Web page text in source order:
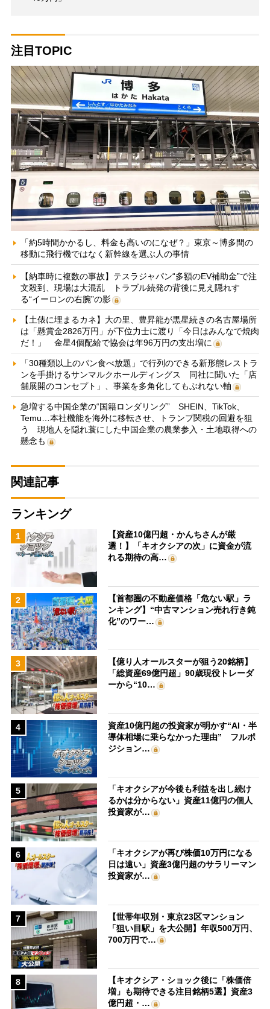
注目TOPIC
「約5時間かかるし、料金も高いのになぜ？」東京～博多間の
移動に飛行機ではなく新幹線を選ぶ人の事情
【納車時に複数の事故】テスラジャパン“多額のEV補助金”で注
文殺到、現場は大混乱 トラブル続発の背後に見え隠れす
る“イーロンの右腕”の影
【土俵に埋まるカネ】大の里、豊昇龍が黒星続きの名古屋場所
は「懸賞金2826万円」が下位力士に渡り「今日はみんなで焼肉
だ！」 金星4個配給で協会は年96万円の支出増に
「30種類以上のパン食べ放題」で行列のできる新形態レストラ
ンを手掛けるサンマルクホールディングス 同社に聞いた「店
舗展開のコンセプト」、事業を多角化してもぶれない軸
急増する中国企業の“国籍ロンダリング” SHEIN、TikTok、
Temu…本社機能を海外に移転させ、トランプ関税の回避を狙
う 現地人を隠れ蓑にした中国企業の農業参入・土地取得への
懸念も
関連記事
ランキング
1
【資産10億円超・かんちさんが厳
選！】「キオクシアの次」に資金が流
れる期待の高…
2
【首都圏の不動産価格「危ない駅」ラ
ンキング】“中古マンション売れ行き鈍
化”のワー…
3
【億り人オールスターが狙う20銘柄】
「総資産69億円超」90歳現役トレーダ
ーから“10…
4
資産10億円超の投資家が明かす“AI・半
導体相場に乗らなかった理由” フルポ
ジション…
5
「キオクシアが今後も利益を出し続け
るかは分からない」資産11億円の個人
投資家が…
6
「キオクシアが再び株価10万円になる
日は遠い」資産3億円超のサラリーマン
投資家が…
7
【世帯年収別・東京23区マンション
「狙い目駅」を大公開】年収500万円、
700万円で…
8
【キオクシア・ショック後に「株価倍
増」も期待できる注目銘柄5選】資産3
億円超・…